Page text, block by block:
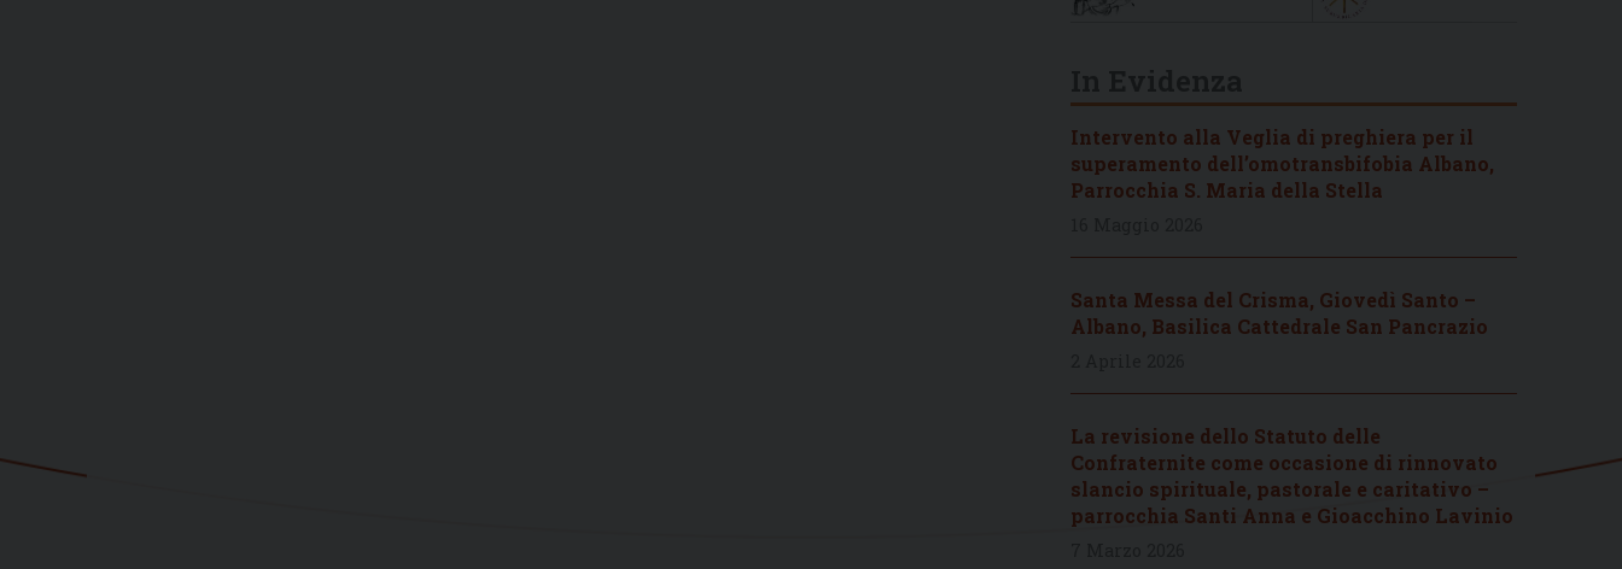
Intervento alla Veglia di preghiera per il
superamento dell’omotransbifobia Albano,
Parrocchia S. Maria della Stella
Santa Messa del Crisma, Giovedì Santo –
Albano, Basilica Cattedrale San Pancrazio
La revisione dello Statuto delle
Confraternite come occasione di rinnovato
slancio spirituale, pastorale e caritativo –
parrocchia Santi Anna e Gioacchino Lavinio